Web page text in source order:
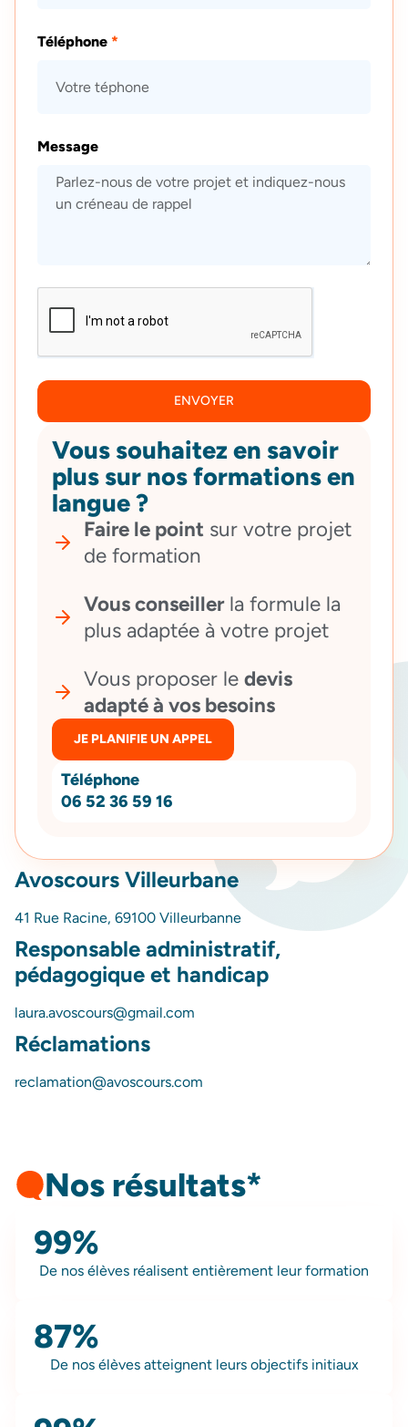
Téléphone *
Message
ENVOYER
Vous souhaitez en savoir
plus sur nos formations en
langue ?
Faire le point sur votre projet
de formation
Vous conseillerla formule la
plus adaptée à votre projet
Vous proposer le devis
adapté à vos besoins
JE PLANIFIE UN APPEL
Téléphone
06 52 36 59 16
Avoscours Villeurbane
41 Rue Racine, 69100 Villeurbanne
Responsable administratif,
pédagogique et handicap
laura.avoscours@gmail.com
Réclamations
reclamation@avoscours.com
Nos résultats*
99%
De nos élèves réalisent entièrement leur formation
87%
De nos élèves atteignent leurs objectifs initiaux